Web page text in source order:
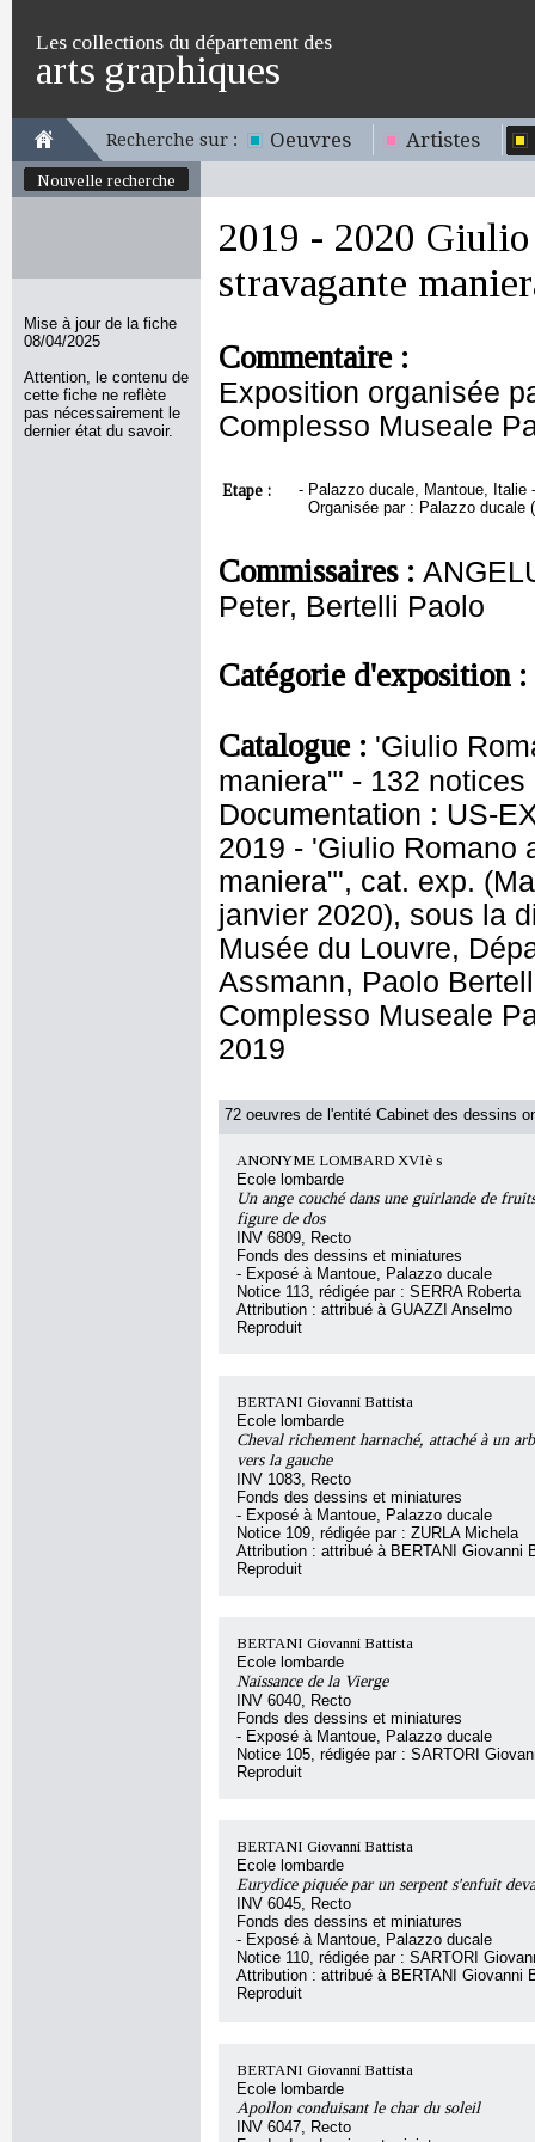
Les collections du département des
arts graphiques
Recherche sur : Oeuvres Artistes
Nouvelle recherche
Mise à jour de la fiche
08/04/2025
Attention, le contenu de
cette fiche ne reflète
pas nécessairement le
dernier état du savoir.
2019 - 2020
stravagante
Commentaire :
Exposition organisée
Complesso Museale
Etape : - Palazzo ducale, Mantoue, Italie
Organisée par : Palazzo ducale
Commissaires :
Peter, Bertelli Paolo
Catégorie d'exposition :
Catalogue : 'Giulio
maniera"' - 132
Documentation : US-
2019 - 'Giulio Romano
maniera"', cat. exp.
janvier 2020), sous la
Musée du Louvre,
Assmann, Paolo
Complesso Museale
2019
72 oeuvres de l'entité Cabinet des dessins
ANONYME LOMBARD XVIè s
Ecole lombarde
Un ange couché dans une guirlande de
figure de dos
INV 6809, Recto
Fonds des dessins et miniatures
- Exposé à Mantoue, Palazzo ducale
Notice 113, rédigée par : SERRA Roberta
Attribution : attribué à GUAZZI Anselmo
Reproduit
BERTANI Giovanni Battista
Ecole lombarde
Cheval richement harnaché, attaché à un
vers la gauche
INV 1083, Recto
Fonds des dessins et miniatures
- Exposé à Mantoue, Palazzo ducale
Notice 109, rédigée par : ZURLA Michela
Attribution : attribué à BERTANI Giovanni
Reproduit
BERTANI Giovanni Battista
Ecole lombarde
Naissance de la Vierge
INV 6040, Recto
Fonds des dessins et miniatures
- Exposé à Mantoue, Palazzo ducale
Notice 105, rédigée par : SARTORI
Reproduit
BERTANI Giovanni Battista
Ecole lombarde
Eurydice piquée par un serpent s'enfuit
INV 6045, Recto
Fonds des dessins et miniatures
- Exposé à Mantoue, Palazzo ducale
Notice 110, rédigée par : SARTORI
Attribution : attribué à BERTANI Giovanni
Reproduit
BERTANI Giovanni Battista
Ecole lombarde
Apollon conduisant le char du soleil
INV 6047, Recto